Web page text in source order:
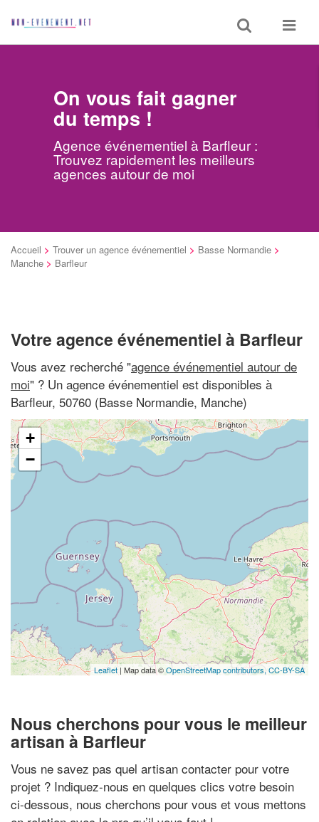
Toggle
search
Toggle
On vous fait gagner
du temps !
Agence événementiel à Barfleur :
Trouvez rapidement les meilleurs
agences autour de moi
Accueil > Trouver un agence événementiel > Basse Normandie >
Manche > Barfleur
Votre agence événementiel à Barfleur
Vous avez recherché "agence événementiel autour de
moi" ? Un agence événementiel est disponibles à
Barfleur, 50760 (Basse Normandie, Manche)
+
−
Leaflet| Map data ©OpenStreetMap contributors, CC-BY-SA
Nous cherchons pour vous le meilleur
artisan à Barfleur
Vous ne savez pas quel artisan contacter pour votre
projet ? Indiquez-nous en quelques clics votre besoin
ci-dessous, nous cherchons pour vous et vous mettons